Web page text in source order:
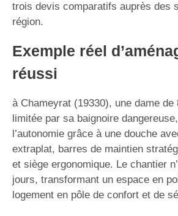
trois devis comparatifs auprès des
région.
Exemple réel
réussi
à Chameyrat (19330), une dame de
limitée par sa baignoire
l’autonomie grâce à une douche
extraplat, barres de maintien
et siège ergonomique. Le chantier
jours, transformant un espace en
logement en pôle de confort et de